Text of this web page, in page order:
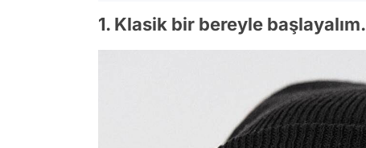
1. Klasik bir bereyle başlayalım.